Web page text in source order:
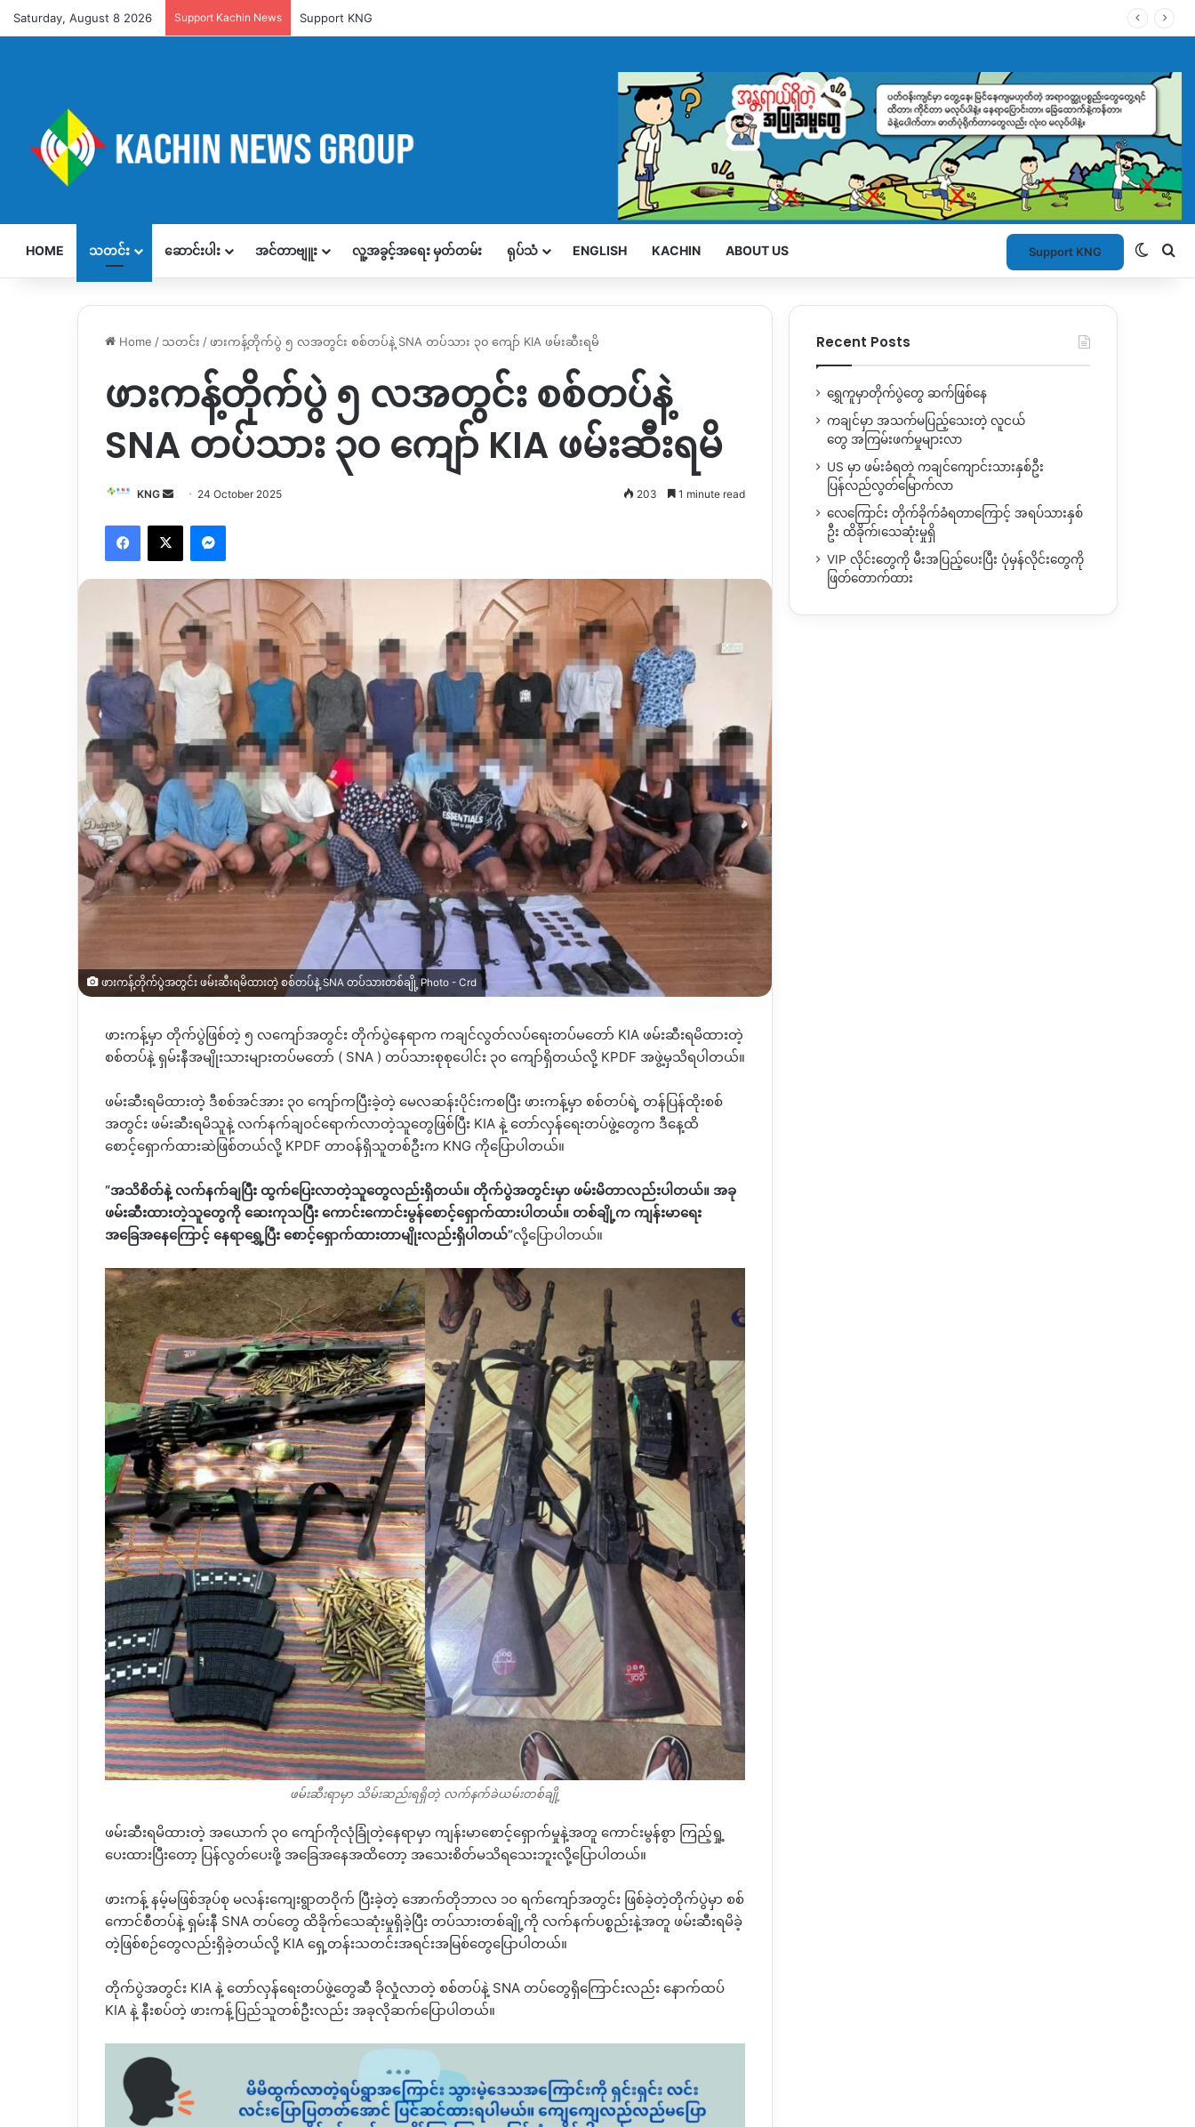
Saturday, August 8 2026 Support Kachin News Support KNG
HOME သတင်း ဆောင်းပါး အင်တာဗျူး လူ့အခွင့်အရေး မှတ်တမ်း ရုပ်သံ ENGLISH KACHIN ABOUT US Support KNG
Home / သတင်း /ဖားကန့်တိုက်ပွဲ ၅ လအတွင်း စစ်တပ်နဲ့ SNA တပ်သား ၃၀ ကျော် KIA ဖမ်းဆီးရမိ
ဖားကန့်တိုက်ပွဲ ၅ လအတွင်း စစ်တပ်နဲ့
SNA တပ်သား ၃၀ ကျော် KIA ဖမ်းဆီးရမိ
KNG
Send 24 October 2025 203 1 minute read
Facebook
X Messenger
ဖားကန့်တိုက်ပွဲအတွင်း ဖမ်းဆီးရမိထားတဲ့ စစ်တပ်နဲ့ SNA တပ်သားတစ်ချို့ Photo - Crd
ဖားကန့်မှာ တိုက်ပွဲဖြစ်တဲ့ ၅ လကျော်အတွင်း တိုက်ပွဲနေရာက ကချင်လွတ်လပ်ရေးတပ်မတော် KIA ဖမ်းဆီးရမိထားတဲ့
စစ်တပ်နဲ့ ရှမ်းနီအမျိုးသားများတပ်မတော် ( SNA ) တပ်သားစုစုပေါင်း ၃၀ ကျော်ရှိတယ်လို့ KPDF အဖွဲ့မှသိရပါတယ်။
ဖမ်းဆီးရမိထားတဲ့ ဒီစစ်အင်အား ၃၀ ကျော်ကပြီးခဲ့တဲ့ မေလဆန်းပိုင်းကစပြီး ဖားကန့်မှာ စစ်တပ်ရဲ့ တန်ပြန်ထိုးစစ်
အတွင်း ဖမ်းဆီးရမိသူနဲ့ လက်နက်ချဝင်ရောက်လာတဲ့သူတွေဖြစ်ပြီး KIA နဲ့ တော်လှန်ရေးတပ်ဖွဲ့တွေက ဒီနေ့ထိ
စောင့်ရှောက်ထားဆဲဖြစ်တယ်လို့ KPDF တာဝန်ရှိသူတစ်ဦးက KNG ကိုပြောပါတယ်။
“အသိစိတ်နဲ့ လက်နက်ချပြီး ထွက်ပြေးလာတဲ့သူတွေလည်းရှိတယ်။ တိုက်ပွဲအတွင်းမှာ ဖမ်းမိတာလည်းပါတယ်။ အခု
ဖမ်းဆီးထားတဲ့သူတွေကို ဆေးကုသပြီး ကောင်းကောင်းမွန်စောင့်ရှောက်ထားပါတယ်။ တစ်ချို့က ကျန်းမာရေး
အခြေအနေကြောင့် နေရာရွှေ့ပြီး စောင့်ရှောက်ထားတာမျိုးလည်းရှိပါတယ်”လို့ပြောပါတယ်။
ဖမ်းဆီးရာမှာ သိမ်းဆည်းရရှိတဲ့ လက်နက်ခဲယမ်းတစ်ချို့
ဖမ်းဆီးရမိထားတဲ့ အယောက် ၃၀ ကျော်ကိုလုံခြုံတဲ့နေရာမှာ ကျန်းမာစောင့်ရှောက်မှုနဲ့အတူ ကောင်းမွန်စွာ ကြည့်ရှု့
ပေးထားပြီးတော့ ပြန်လွတ်ပေးဖို့ အခြေအနေအထိတော့ အသေးစိတ်မသိရသေးဘူးလို့ပြောပါတယ်။
ဖားကန့် နမ့်မဖြစ်အုပ်စု မလန်းကျေးရွာတဝိုက် ပြီးခဲ့တဲ့ အောက်တိုဘာလ ၁၀ ရက်ကျော်အတွင်း ဖြစ်ခဲ့တဲ့တိုက်ပွဲမှာ စစ်
ကောင်စီတပ်နဲ့ ရှမ်းနီ SNA တပ်တွေ ထိခိုက်သေဆုံးမှုရှိခဲ့ပြီး တပ်သားတစ်ချို့ကို လက်နက်ပစ္စည်းနဲ့အတူ ဖမ်းဆီးရမိခဲ့
တဲ့ဖြစ်စဉ်တွေလည်းရှိခဲ့တယ်လို့ KIA ရှေ့တန်းသတင်းအရင်းအမြစ်တွေပြောပါတယ်။
တိုက်ပွဲအတွင်း KIA နဲ့ တော်လှန်ရေးတပ်ဖွဲ့တွေဆီ ခိုလှုံလာတဲ့ စစ်တပ်နဲ့ SNA တပ်တွေရှိကြောင်းလည်း နောက်ထပ်
KIA နဲ့ နီးစပ်တဲ့ ဖားကန့်ပြည်သူတစ်ဦးလည်း အခုလိုဆက်ပြောပါတယ်။
Recent Posts
ရွှေကူမှာတိုက်ပွဲတွေ ဆက်ဖြစ်နေ
ကချင်မှာ အသက်မပြည့်သေးတဲ့ လူငယ်
တွေ အကြမ်းဖက်မှုများလာ
US မှာ ဖမ်းခံရတဲ့ ကချင်ကျောင်းသားနှစ်ဦး
ပြန်လည်လွတ်မြောက်လာ
လေကြောင်း တိုက်ခိုက်ခံရတာကြောင့် အရပ်သားနှစ်
ဦး ထိခိုက်၊သေဆုံးမှုရှိ
VIP လိုင်းတွေကို မီးအပြည့်ပေးပြီး ပုံမှန်လိုင်းတွေကို
ဖြတ်တောက်ထား